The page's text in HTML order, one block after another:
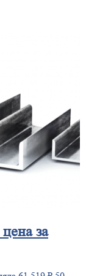
за